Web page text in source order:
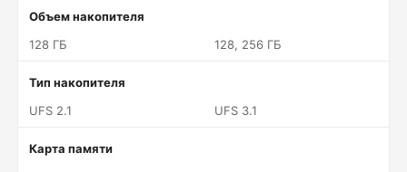
Объем накопителя
128 ГБ
128, 256 ГБ
Тип накопителя
UFS 2.1
UFS 3.1
Карта памяти